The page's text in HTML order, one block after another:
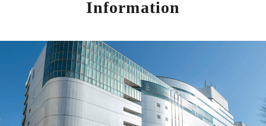
Information